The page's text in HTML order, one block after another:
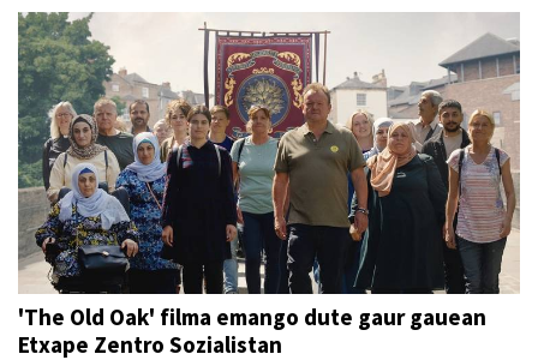
'The Old Oak' filma emango dute gaur gauean
Etxape Zentro Sozialistan